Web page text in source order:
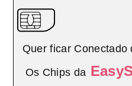
Quer ficar Conectado
Os Chips da